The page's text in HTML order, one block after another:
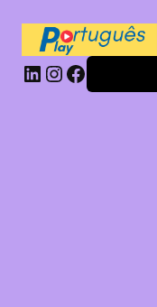
LinkedIn
Instagram
Facebook